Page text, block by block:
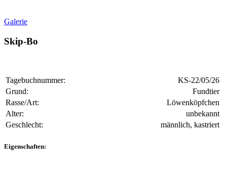
Galerie
Skip-Bo
Tagebuchnummer:
KS-22/05/26
Grund:
Fundtier
Rasse/Art:
Löwenköpfchen
Alter:
unbekannt
Geschlecht:
männlich, kastriert
Eigenschaften: